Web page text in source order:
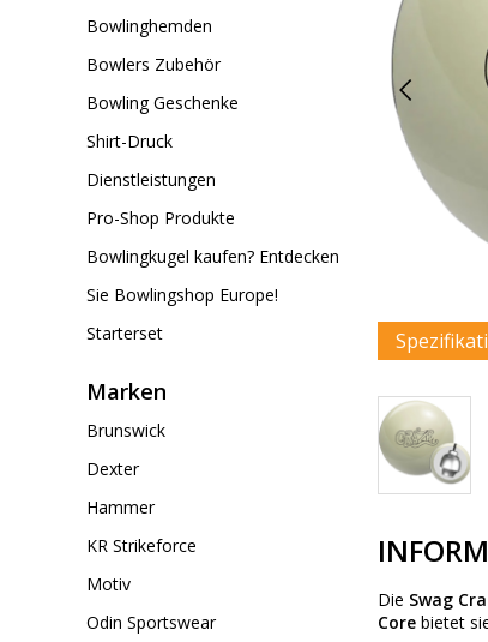
Bowlinghemden
Bowlers Zubehör
Bowling Geschenke
Shirt-Druck
Dienstleistungen
Pro-Shop Produkte
Bowlingkugel kaufen? Entdecken
Sie Bowlingshop Europe!
Starterset
Marken
Brunswick
Dexter
Hammer
KR Strikeforce
Motiv
Odin Sportswear
Die Swag
Core bietet